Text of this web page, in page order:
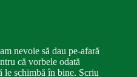
nevoie să dau pe-afară
că vorbele odată
le schimbă în bine. Scriu